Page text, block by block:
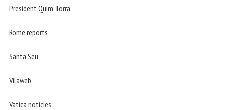
President Quim Torra
Rome reports
Santa Seu
Vilaweb
Vaticá noticies